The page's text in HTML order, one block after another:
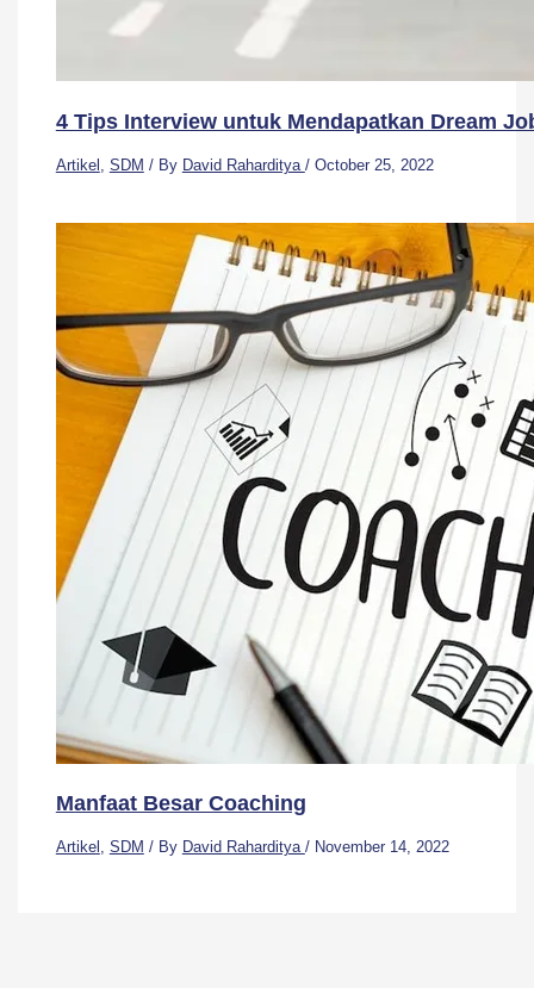
4 Tips Interview untuk Mendapatkan Dream
Artikel SDM / By David Raharditya / October 25, 2022
Manfaat Besar Coaching
Artikel , SDM / By David Raharditya / November 14, 2022